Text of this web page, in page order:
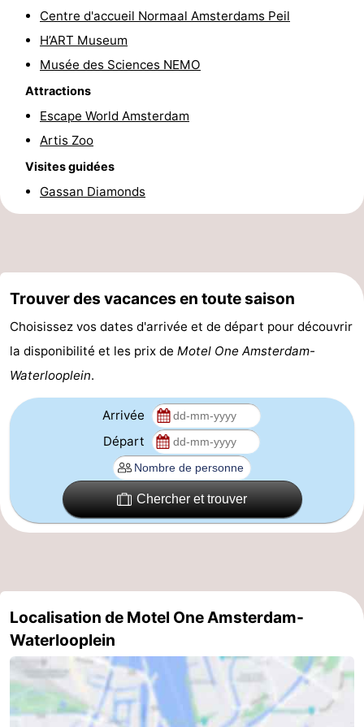
Faire
vélo
Randonnée
Divertissement
Vie
Nocturne
Aliments
Shopping
Grands
Faire
vélo
Spécial
Coffeeshops
homosexuelle
Quartier
rouge
Histoire
diamant
dans
le
centre
Parcs
et
jardins
Parties
de
Environs
Centre d'accueil Normaal Amsterdams Peil
H’ART Museum
Musée des Sciences NEMO
Attractions
Escape World Amsterdam
Artis Zoo
Visites guidées
Gassan Diamonds
Trouver des vacances en toute saison
Choisissez vos dates d'arrivée et de départ pour découvrir
la disponibilité et les prix de Motel One Amsterdam-
Waterlooplein.
Arrivée
Départ
Chercher et trouver
Localisation de Motel One Amsterdam-
Waterlooplein